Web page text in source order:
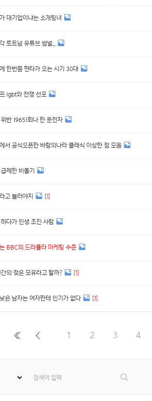
대기업이냐는 소개팅녀
토트넘 유튜브 썸넬..
한번쯤 현타가 오는 시기 30대
lgbt와 전쟁 선포
반 19651회나 한 운전자
서 공식오픈한 바람의나라 클래식 이상한 점 모음
제한 비둘기
고 불러야지 [1]
다가 인생 조진 사람
BBC의 드라큘라 마케팅 수준
의 젖은 모유라고 할까? [1]
은 남자는 여자한테 인기가 없다 [1]
1 2 3 4